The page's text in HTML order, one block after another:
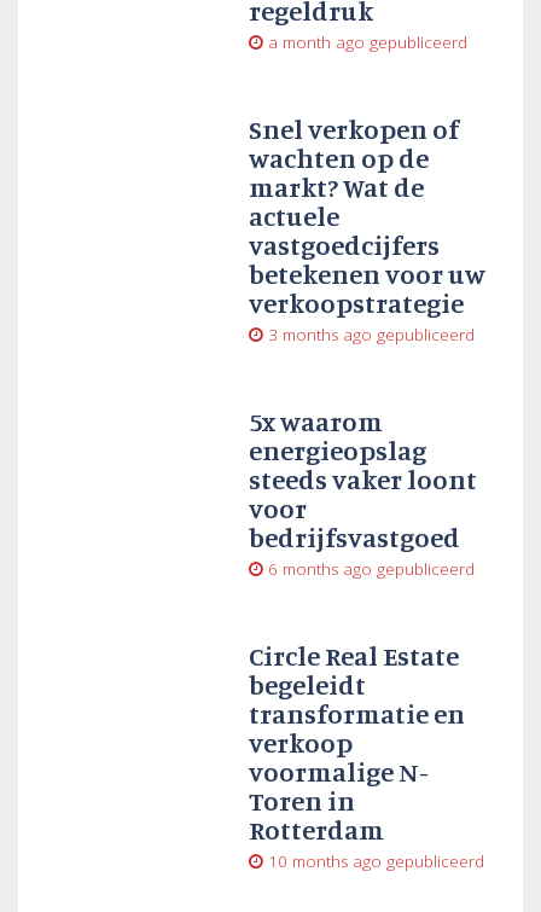
regeldruk
a month ago gepubliceerd
Snel verkopen of
wachten op de
markt? Wat de
actuele
vastgoedcijfers
betekenen voor uw
verkoopstrategie
3 months ago gepubliceerd
5x waarom
energieopslag
steeds vaker loont
voor
bedrijfsvastgoed
6 months ago gepubliceerd
Circle Real Estate
begeleidt
transformatie en
verkoop
voormalige N-
Toren in
Rotterdam
10 months ago gepubliceerd